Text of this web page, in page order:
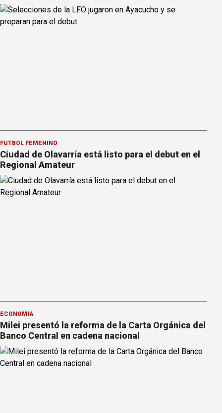
FÚTBOL FEMENINO
Ciudad de Olavarría está listo para el debut en el
Regional Amateur
ECONOMÍA
Milei presentó la reforma de la Carta Orgánica del
Banco Central en cadena nacional